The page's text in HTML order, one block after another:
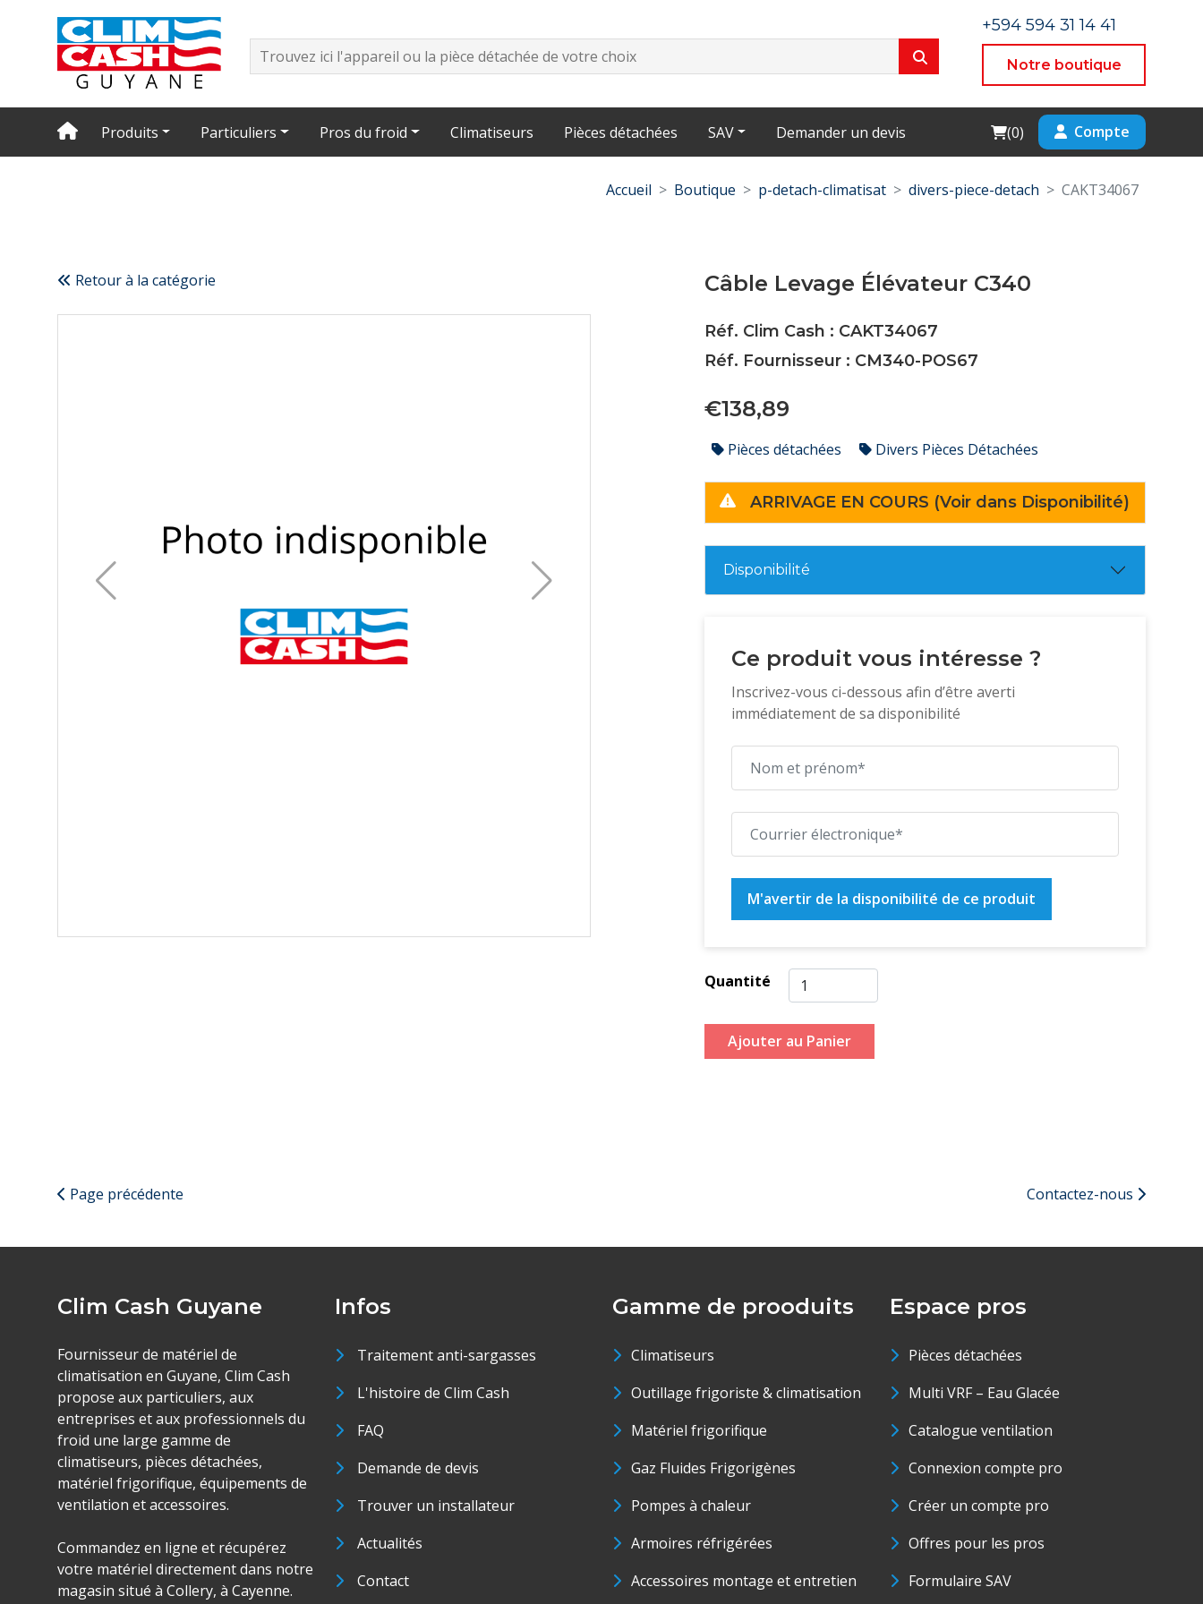
+594 594 31 14 41
Notre boutique
Produits Particuliers Pros du froid Climatiseurs Pièces détachées SAV Demander un devis Cart
(0) Compte
Accueil Boutique p-detach-climatisat divers-piece-detach CAKT34067
Retour à la catégorie Câble Levage Élévateur C340
Réf. Clim Cash : CAKT34067
Réf. Fournisseur : CM340-POS67
€138,89
Pièces détachées Divers Pièces Détachées
ARRIVAGE EN COURS (Voir dans Disponibilité)
Disponibilité
Ce produit vous intéresse ?
Inscrivez-vous ci-dessous afin d’être averti
immédiatement de sa disponibilité
M'avertir de la disponibilité de ce produit
Quantité
Ajouter au Panier
Page précédente Contactez-nous
Clim Cash Guyane
Fournisseur de matériel de
climatisation en Guyane, Clim Cash
propose aux particuliers, aux
entreprises et aux professionnels du
froid une large gamme de
climatiseurs, pièces détachées,
matériel frigorifique, équipements de
ventilation et accessoires.
Commandez en ligne et récupérez
votre matériel directement dans notre
magasin situé à Collery, à Cayenne.
Infos
Traitement anti-sargasses
L'histoire de Clim Cash
FAQ
Demande de devis
Trouver un installateur
Actualités
Contact
Gamme de prooduits
Climatiseurs
Outillage frigoriste & climatisation
Matériel frigorifique
Gaz Fluides Frigorigènes
Pompes à chaleur
Armoires réfrigérées
Accessoires montage et entretien
Espace pros
Pièces détachées
Multi VRF – Eau Glacée
Catalogue ventilation
Connexion compte pro
Créer un compte pro
Offres pour les pros
Formulaire SAV